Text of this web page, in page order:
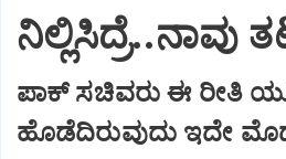
ನಿಲ್ಲಿಸಿದ್ರೆ..ನಾವು
ಪಾಕ್‌ ಸಚಿವರು ಈ ರೀತಿ
ಹೊಡೆದಿರುವುದು ಇದೇ